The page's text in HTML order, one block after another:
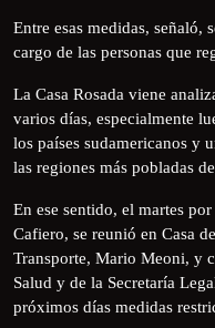
Entre esas medidas, señaló,
cargo de las personas que
La Casa Rosada viene
varios días, especialmente
los países sudamericanos y
las regiones más pobladas
En ese sentido, el martes
Cafiero, se reunió en Casa
Transporte, Mario Meoni, y
Salud y de la Secretaría
próximos días medidas